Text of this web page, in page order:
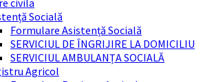
civila
Socială
Formulare Asistență Socială
SERVICIUL DE ÎNGRIJIRE LA DOMICILIU
SERVICIUL AMBULANȚA SOCIALĂ
Agricol